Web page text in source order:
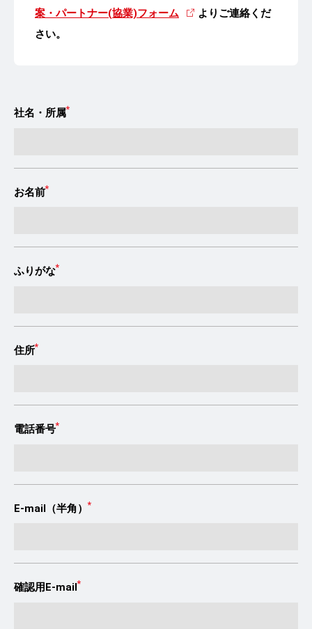
案・パートナー(協業)フォーム
よりご連絡くだ
さい。
社名・所属*
お名前*
ふりがな*
住所*
電話番号*
E-mail（半角） *
確認用E-mail*